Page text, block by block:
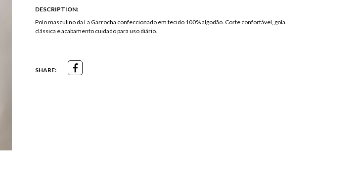
DESCRIPTION:
Polo masculino da La Garrocha confeccionado em tecido 100% algodão. Corte confortável, gola
clássica e acabamento cuidado para uso diário.
SHARE: